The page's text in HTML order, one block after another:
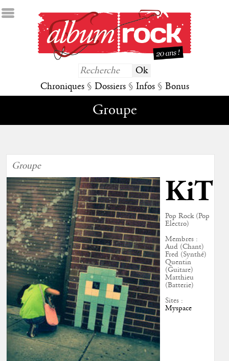
Chroniques § Dossiers § Infos § Bonus
Groupe
Groupe
KiT
Pop Rock (Pop
Electro)
Membres :
Aud (Chant)
Fred (Synthé)
Quentin
(Guitare)
Matthieu
(Batterie)
Sites :
Myspace